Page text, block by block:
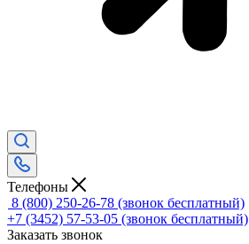
Телефоны
8 (800) 250-26-78 (звонок бесплатный)
+7 (3452) 57-53-05 (звонок бесплатный)
Заказать звонок